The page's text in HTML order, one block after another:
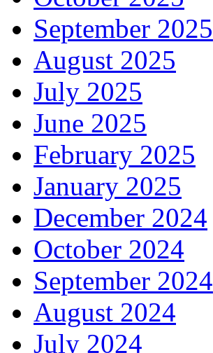
September 2025
August 2025
July 2025
June 2025
February 2025
January 2025
December 2024
October 2024
September 2024
August 2024
July 2024